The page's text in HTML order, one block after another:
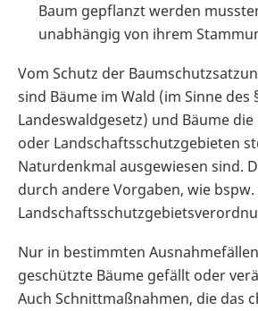
Baum gepflanzt werden
unabhängig von ihrem
Vom Schutz der
sind Bäume im Wald (im Sinne des
Landeswaldgesetz) und Bäume
oder Landschaftsschutzgebieten
Naturdenkmal ausgewiesen sind.
durch andere Vorgaben, wie
Nur in bestimmten
geschützte Bäume gefällt oder
Auch Schnittmaßnahmen, die das